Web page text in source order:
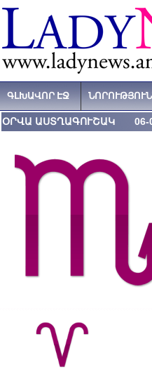
ԳԼԽԱՎՈՐ ԷՋ
ՕՐՎԱ ԱՍՏՂԱԳՈՒՇԱԿ 06-